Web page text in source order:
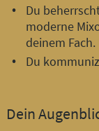
Du
moderne
deinem Fach.
Du
Dein